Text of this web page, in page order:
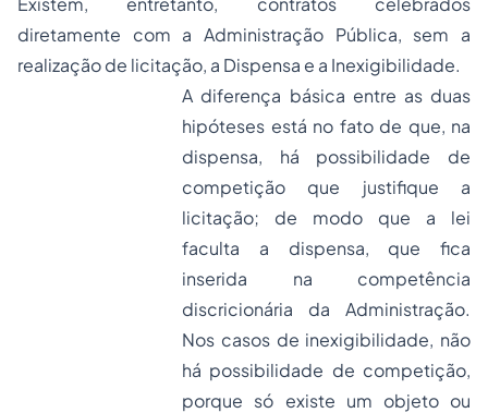
diretamente com a Administração Pública, sem a
realização de licitação, a Dispensa e a Inexigibilidade.
A diferença básica entre as duas
hipóteses está no fato de que, na
dispensa, há possibilidade de
competição que justifique a
licitação; de modo que a lei
faculta a dispensa, que fica
inserida na competência
discricionária da Administração.
Nos casos de inexigibilidade, não
há possibilidade de competição,
porque só existe um objeto ou